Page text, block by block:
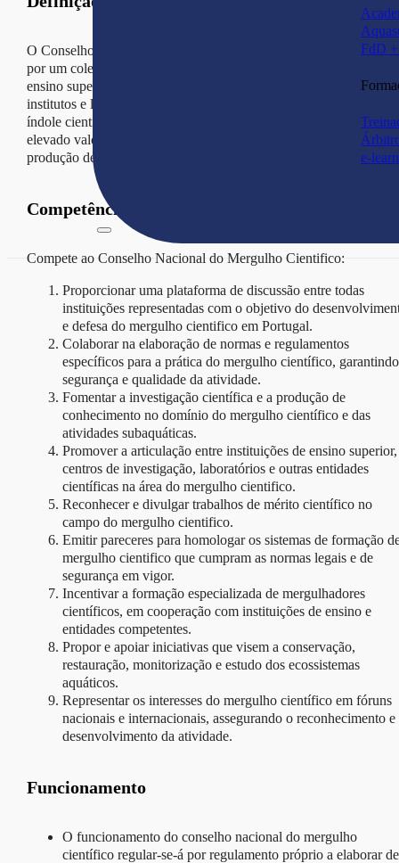
FdD
e-
O Conselho Nacional de Mergulho Cientifico (CNMC),
por um coletivo de membros de representantes das instituições de
ensino superior, centros de investigação e laboratórios associados,
institutos e laboratórios do estado, fundações e outras instituições
índole cientifica, e por proposta dos seus membros, pessoas de
elevado valor e reconhecido mérito no campo da investigação e
produção de conhecimento na área do mergulho científico.
Competências
Compete ao Conselho Nacional do Mergulho Cientifico:
Proporcionar uma plataforma de discussão entre todas
instituições representadas com o objetivo do
e defesa do mergulho cientifico em Portugal.
Colaborar na elaboração de normas e regulamentos
específicos para a prática do mergulho científico,
segurança e qualidade da atividade.
Fomentar a investigação científica e a produção de
conhecimento no domínio do mergulho científico e das
atividades subaquáticas.
Promover a articulação entre instituições de ensino superior,
centros de investigação, laboratórios e outras entidades
científicas na área do mergulho cientifico.
Reconhecer e divulgar trabalhos de mérito científico no
campo do mergulho cientifico.
Emitir pareceres para homologar os sistemas de formação
mergulho cientifico que cumpram as normas legais e de
segurança em vigor.
Incentivar a formação especializada de mergulhadores
científicos, em cooperação com instituições de ensino e
entidades competentes.
Propor e apoiar iniciativas que visem a conservação,
restauração, monitorização e estudo dos ecossistemas
aquáticos.
Representar os interesses do mergulho científico em fóruns
nacionais e internacionais, assegurando o reconhecimento e
desenvolvimento da atividade.
Funcionamento
O funcionamento do conselho nacional do mergulho
científico regular-se-á por regulamento próprio a elaborar de